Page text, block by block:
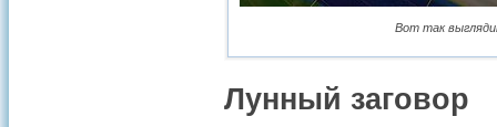
Вот так
Лунный заговор